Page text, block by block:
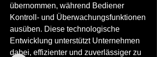
übernommen, während Bediener
Kontroll- und Überwachungsfunktionen
ausüben. Diese technologische
Entwicklung unterstützt Unternehmen
dabei, effizienter und zuverlässiger zu
können sich Mitglieder austau...
Read more
Members